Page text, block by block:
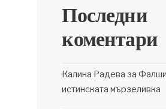
Последни
коментари
Калина Радева за
истинската мързеливка